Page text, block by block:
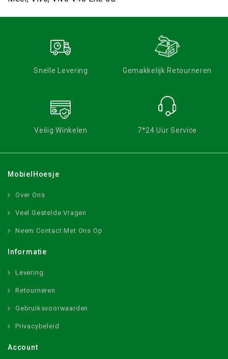
Snelle Levering Gemakkelijk Retourneren
Veilig Winkelen 7*24 Uur Service
MobielHoesje
Over Ons
Veel Gestelde Vragen
Neem Contact Met Ons Op
Informatie
Levering
Retourneren
Gebruiksvoorwaarden
Privacybeleid
Account